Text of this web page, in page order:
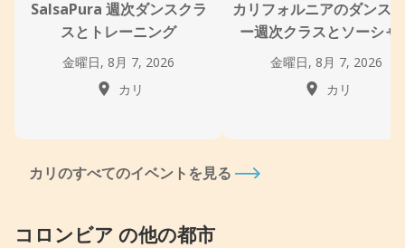
SalsaPura 週次ダンスクラ
スとトレーニング
金曜日, 8月 7, 2026
カリ
カリフォルニアのダンス
ー週次クラスとソーシャ
金曜日, 8月 7, 2026
カリ
カリのすべてのイベントを見る
コロンビア の他の都市